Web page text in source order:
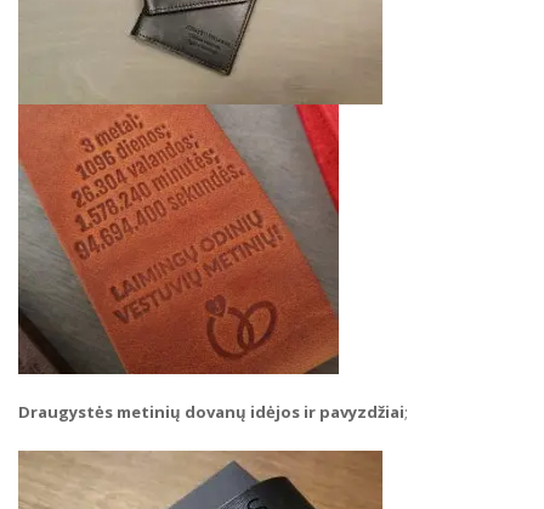
Draugystės metinių dovanų idėjos ir pavyzdžiai;